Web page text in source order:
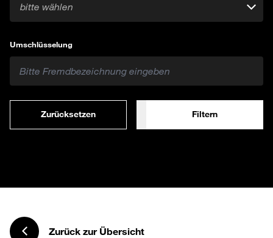
bitte wählen
Umschlüsselung
Zurücksetzen Filtern
Zurück zur Übersicht